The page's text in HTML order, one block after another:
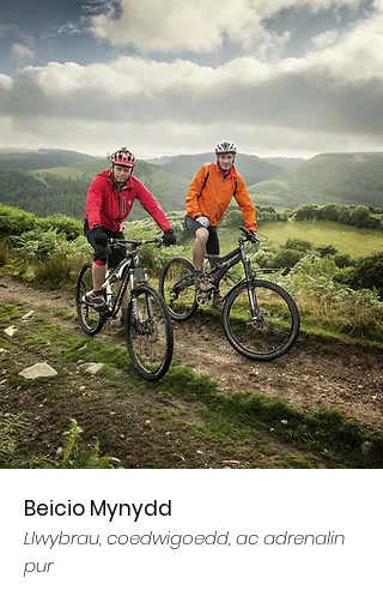
Beicio Mynydd
Llwybrau, coedwigoedd, ac adrenalin
pur